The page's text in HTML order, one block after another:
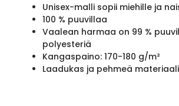
Unisex-malli sopii miehille ja
100 % puuvillaa
Vaalean harmaa on 99 %
polyesteriä
Kangaspaino: 170-180 g/m²
Laadukas ja pehmeä materiaali